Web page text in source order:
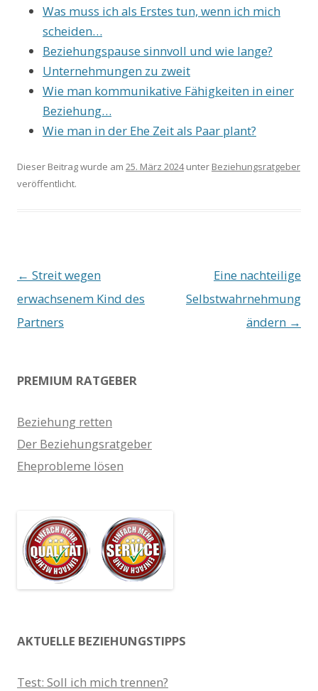
Was muss ich als Erstes tun, wenn ich mich
scheiden…
Beziehungspause sinnvoll und wie lange?
Unternehmungen zu zweit
Wie man kommunikative Fähigkeiten in einer
Beziehung…
Wie man in der Ehe Zeit als Paar plant?
Dieser Beitrag wurde am 25. März 2024unter Beziehungsratgeber
veröffentlicht.
Beitrags-
Navigation
← Streit wegen
erwachsenem Kind des
Partners
Eine nachteilige
Selbstwahrnehmung
ändern →
PREMIUM RATGEBER
Beziehung retten
Der Beziehungsratgeber
Eheprobleme lösen
AKTUELLE BEZIEHUNGSTIPPS
Test: Soll ich mich trennen?